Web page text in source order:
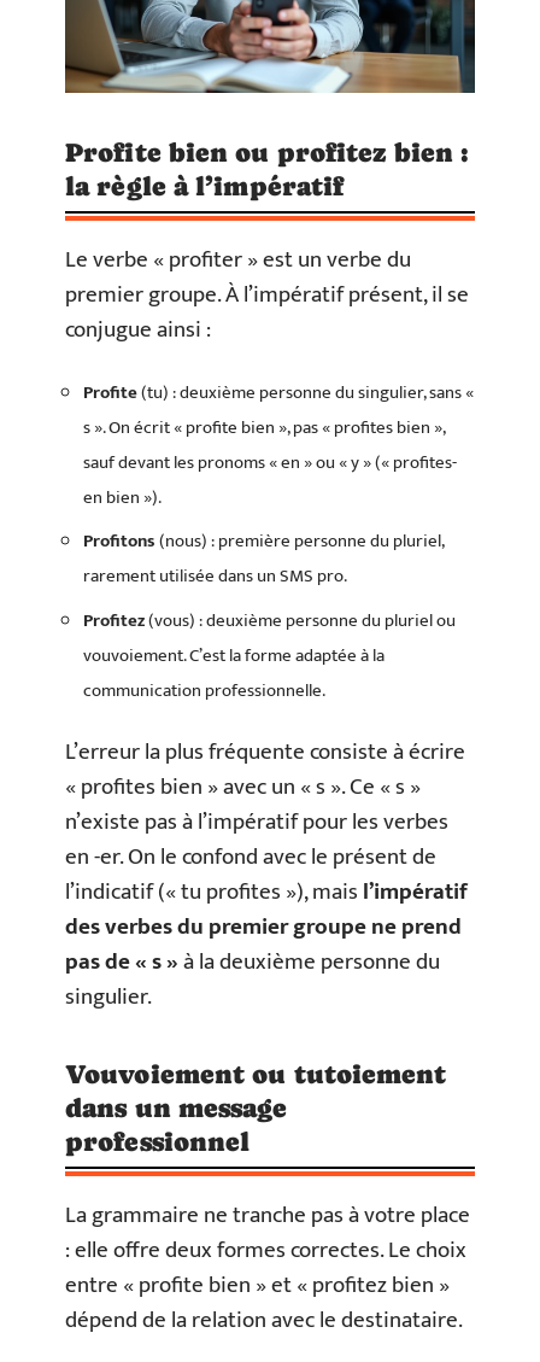
Profite bien ou profitez bien :
la règle à l’impératif
Le verbe « profiter » est un verbe du
premier groupe. À l’impératif présent, il se
conjugue ainsi :
Profite(tu) : deuxième personne du singulier, sans «
s ». On écrit « profite bien », pas « profites bien »,
sauf devant les pronoms « en » ou « y » (« profites-
en bien »).
Profitons(nous) : première personne du pluriel,
rarement utilisée dans un SMS pro.
Profitez(vous) : deuxième personne du pluriel ou
vouvoiement. C’est la forme adaptée à la
communication professionnelle.
L’erreur la plus fréquente consiste à écrire
« profites bien » avec un « s ». Ce « s »
n’existe pas à l’impératif pour les verbes
en -er. On le confond avec le présent de
l’indicatif (« tu profites »), maisl’impératif
des verbes du premier groupe ne prend
pas de « s »à la deuxième personne du
singulier.
Vouvoiement ou tutoiement
dans un message
professionnel
La grammaire ne tranche pas à votre place
: elle offre deux formes correctes. Le choix
entre « profite bien » et « profitez bien »
dépend de la relation avec le destinataire.